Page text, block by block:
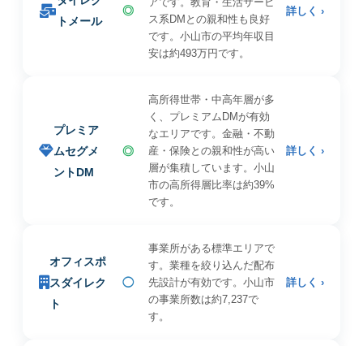
トメール
◎
ス系DMとの親和性も良好
です。小山市の平均年収目
安は約493万円です。
詳しく ›
プレミア
ムセグメ
ントDM
◎
高所得世帯・中高年層が多
く、プレミアムDMが有効
なエリアです。金融・不動
産・保険との親和性が高い
層が集積しています。小山
市の高所得層比率は約39%
です。
詳しく ›
オフィスポ
スダイレク
ト
◯
事業所がある標準エリアで
す。業種を絞り込んだ配布
先設計が有効です。小山市
の事業所数は約7,237で
す。
詳しく ›